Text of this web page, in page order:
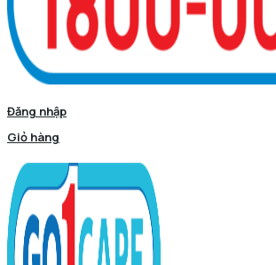
Đăng nhập
Giỏ hàng